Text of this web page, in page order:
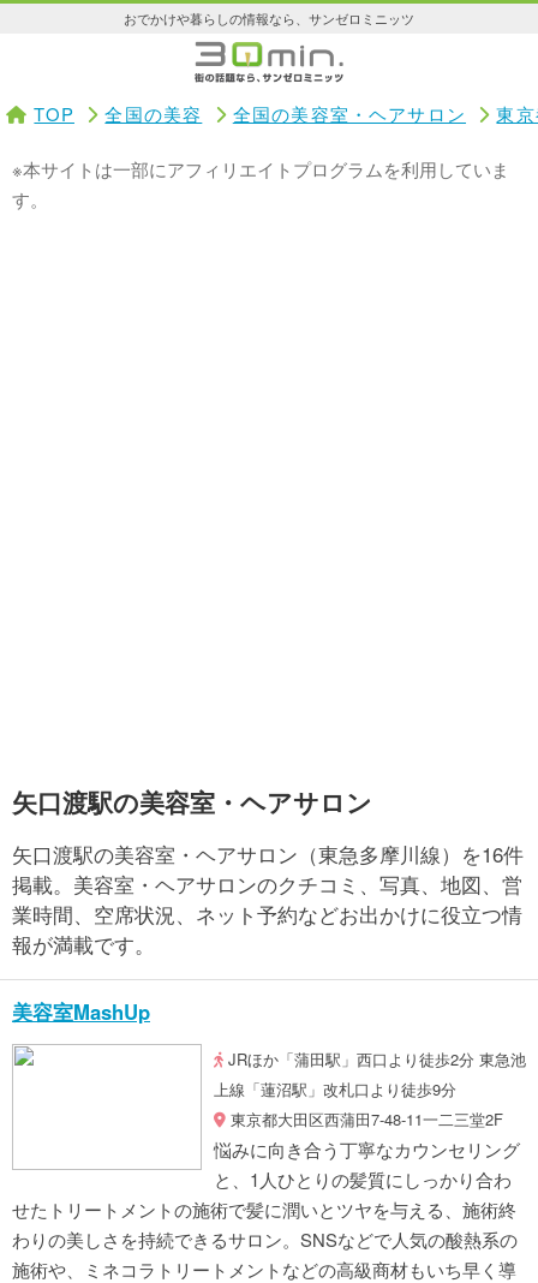
おでかけや暮らしの情報なら、サンゼロミニッツ
TOP 全国の美容 全国の美容室・ヘアサロン 東
※本サイトは一部にアフィリエイトプログラムを利用していま
す。
矢口渡駅の美容室・ヘアサロン
矢口渡駅の美容室・ヘアサロン（東急多摩川線）を16件
掲載。美容室・ヘアサロンのクチコミ、写真、地図、営
業時間、空席状況、ネット予約などお出かけに役立つ情
報が満載です。
美容室MashUp
JRほか「蒲田駅」西口より徒歩2分 東急池
上線「蓮沼駅」改札口より徒歩9分
東京都大田区西蒲田7-48-11一二三堂2F
悩みに向き合う丁寧なカウンセリング
と、1人ひとりの髪質にしっかり合わ
せたトリートメントの施術で髪に潤いとツヤを与える、施術終
わりの美しさを持続できるサロン。SNSなどで人気の酸熱系の
施術や、ミネコラトリートメントなどの高級商材もいち早く導